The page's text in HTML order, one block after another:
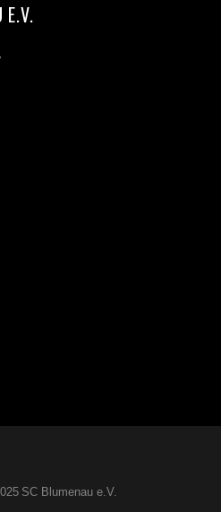
E.V.
SC Blumenau e.V.